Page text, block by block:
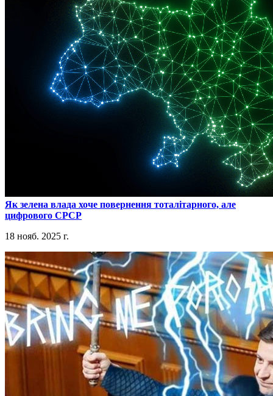
​Як зелена влада хоче повернення тоталітарного, але
цифрового СРСР
18 нояб. 2025 г.